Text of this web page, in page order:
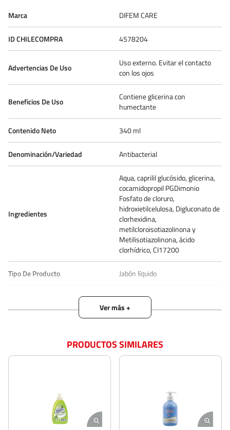
Marca DIFEM CARE
ID CHILECOMPRA 4578204
Advertencias De Uso
Uso externo. Evitar el contacto
con los ojos
Beneficios De Uso
Contiene glicerina con
humectante
Contenido Neto 340 ml
Denominación/Variedad Antibacterial
Ingredientes
Aqua, caprilil glucósido, glicerina,
cocamidopropil PGDimonio
Fosfato de cloruro,
hidroxietilcelulosa, Digluconato de
clorhexidina,
metilcloroisotiazolinona y
Metilisotiazolinona, ácido
clorhídrico, CI17200
Tipo De Producto Jabón líquido
Si
Si
Unidades Por Paquete 1.00
Zona De Aplicación
Descripción del Producto
PRODUCTOS SIMILARES